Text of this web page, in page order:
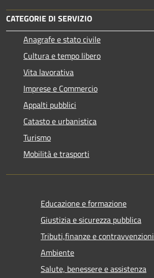
CATEGORIE DI SERVIZIO
Anagrafe e stato civile
Cultura e tempo libero
Vita lavorativa
Imprese e Commercio
Appalti pubblici
Catasto e urbanistica
Turismo
Mobilità e trasporti
Educazione e formazione
Giustizia e sicurezza pubblica
Tributi,finanze e contravvenzioni
Ambiente
Salute, benessere e assistenza